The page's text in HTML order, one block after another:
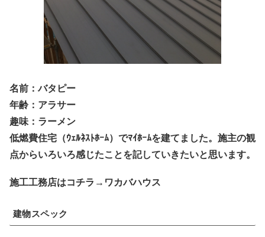
名前：バタピー
年齢：アラサー
趣味：ラーメン
低燃費住宅（ｳｪﾙﾈｽﾄﾎｰﾑ）でﾏｲﾎｰﾑを建てました。施主の観
点からいろいろ感じたことを記していきたいと思います。
施工工務店はコチラ→ワカバハウス
建物スペック